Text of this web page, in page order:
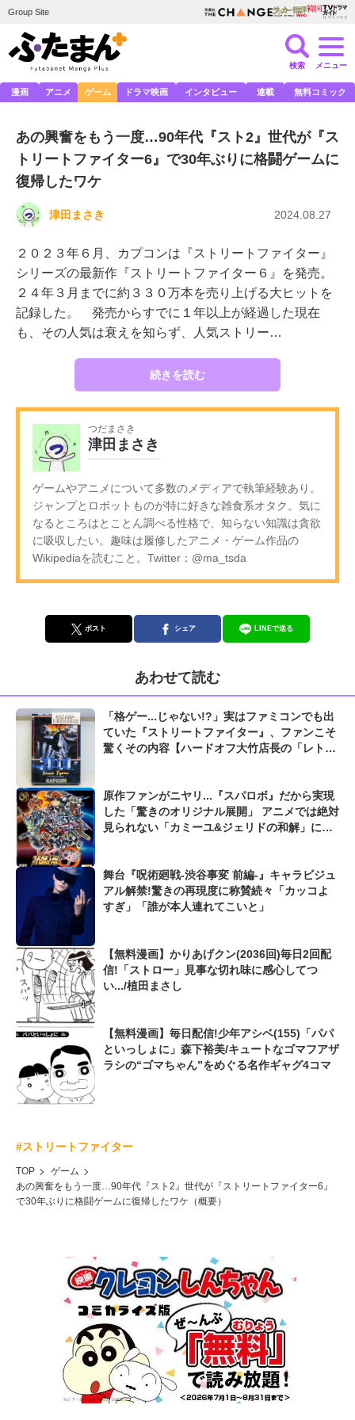
Group Site
検索 メニュー
漫画 アニメ ゲーム ドラマ映画 インタビュー 連載 無料コミック
あの興奮をもう一度…90年代『スト2』世代が『ス
トリートファイター6』で30年ぶりに格闘ゲームに
復帰したワケ
津田まさき 2024.08.27
２０２３年６月、カプコンは『ストリートファイター』
シリーズの最新作『ストリートファイター６』を発売。
２４年３月までに約３３０万本を売り上げる大ヒットを
記録した。 発売からすでに１年以上が経過した現在
も、その人気は衰えを知らず、人気ストリー…
続きを読む
つだまさき
津田まさき
ゲームやアニメについて多数のメディアで執筆経験あり。
ジャンプとロボットものが特に好きな雑食系オタク。気に
なるところはとことん調べる性格で、知らない知識は貪欲
に吸収したい。趣味は履修したアニメ・ゲーム作品の
Wikipediaを読むこと。Twitter：@ma_tsda
ポスト シェア LINEで送る
あわせて読む
「格ゲー...じゃない!?」実はファミコンでも出
ていた『ストリートファイター』、ファンこそ
驚くその内容【ハードオフ大竹店長の「レトロ
原作ファンがニヤリ...『スパロボ』だから実現
した「驚きのオリジナル展開」 アニメでは絶対
見られない「カミーユ&ジェリドの和解」に
舞台『呪術廻戦-渋谷事変 前編-』キャラビジュ
アル解禁!驚きの再現度に称賛続々「カッコよ
すぎ」「誰が本人連れてこいと」
【無料漫画】かりあげクン(2036回)毎日2回配
信!「ストロー」見事な切れ味に感心してつ
い.../植田まさし
【無料漫画】毎日配信!少年アシベ(155)「パパ
といっしょに」森下裕美/キュートなゴマフアザ
ラシの“ゴマちゃん”をめぐる名作ギャグ4コマ
#ストリートファイター
TOP
ゲーム
あの興奮をもう一度…90年代『スト2』世代が『ストリートファイター6』
で30年ぶりに格闘ゲームに復帰したワケ（概要）